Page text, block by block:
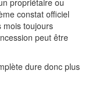
propriétaire ou
constat officiel
mois toujours
peut être
dure donc plus